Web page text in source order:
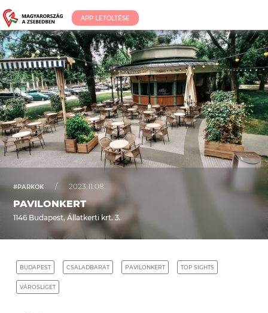
APP LETÖLTÉSE
#PARKOK / 2023.11.08.
PAVILONKERT
1146 Budapest, Állatkerti krt. 3.
BUDAPEST CSALADBARAT PAVILONKERT TOP SIGHTS
VÁROSLIGET